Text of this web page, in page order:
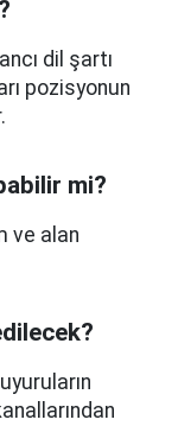
dil şartı
pozisyonun
mi?
ve alan